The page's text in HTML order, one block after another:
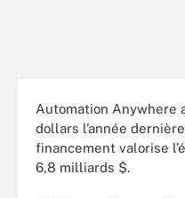
Automation Anywhere
dollars l’année
financement valorise
6,8 milliards $.